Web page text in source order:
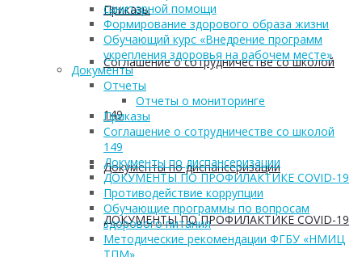
Приказы
Соглашение о сотрудничестве со школой
149
Документы по диспансеризации
ДОКУМЕНТЫ ПО ПРОФИЛАКТИКЕ COVID-19
санитарной помощи
Формирование здорового образа жизни
Обучающий курс «Внедрение программ
укрепления здоровья на рабочем месте»
Документы
Отчеты
Отчеты о мониторинге
Приказы
Соглашение о сотрудничестве со школой
149
Документы по диспансеризации
ДОКУМЕНТЫ ПО ПРОФИЛАКТИКЕ COVID-19
Противодействие коррупции
Обучающие программы по вопросам
здорового питания
Методические рекомендации ФГБУ «НМИЦ